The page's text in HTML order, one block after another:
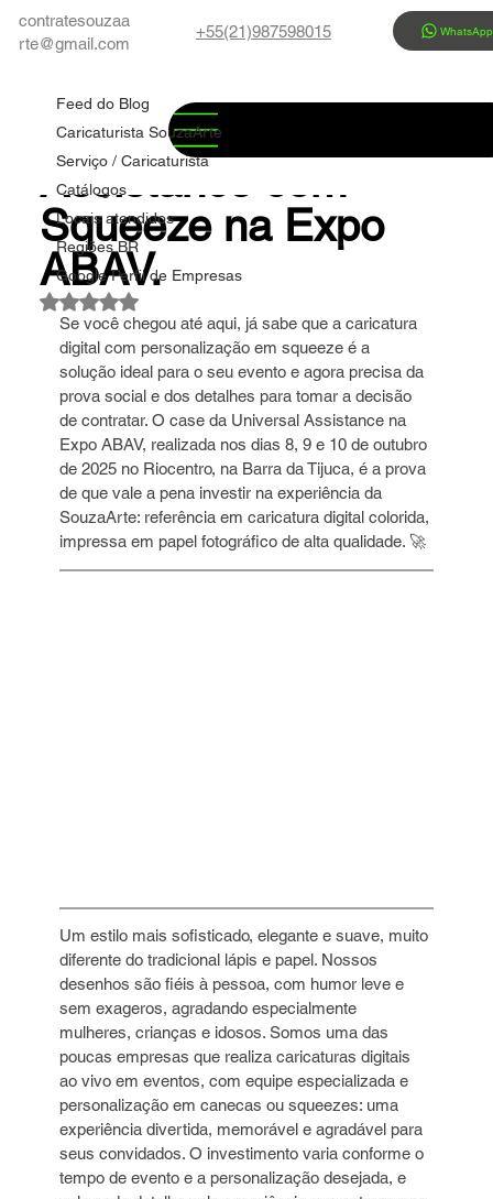
contratesouzaa
rte@gmail.com
+55(21)987598015 WhatsApp
Feed do Blog
Caricaturista SouzaArte
Serviço / Caricaturista
Catálogos
Locais atendidos
Regiões BR
Google Perfil de Empresas
✅ Case Universal
Assistance com
Squeeze na Expo
ABAV.
Marco Souza
Avaliado com NaN de 5 estrelas.
Se você chegou até aqui, já sabe que a caricatura
digital com personalização em squeeze é a
solução ideal para o seu evento e agora precisa da
prova social e dos detalhes para tomar a decisão
de contratar. O case da Universal Assistance na
Expo ABAV, realizada nos dias 8, 9 e 10 de outubro
de 2025 no Riocentro, na Barra da Tijuca, é a prova
de que vale a pena investir na experiência da
SouzaArte: referência em caricatura digital colorida,
impressa em papel fotográfico de alta qualidade. 🚀
Um estilo mais sofisticado, elegante e suave, muito
diferente do tradicional lápis e papel. Nossos
desenhos são fiéis à pessoa, com humor leve e
sem exageros, agradando especialmente
mulheres, crianças e idosos. Somos uma das
poucas empresas que realiza caricaturas digitais
ao vivo em eventos, com equipe especializada e
personalização em canecas ou squeezes: uma
experiência divertida, memorável e agradável para
seus convidados. O investimento varia conforme o
tempo de evento e a personalização desejada, e